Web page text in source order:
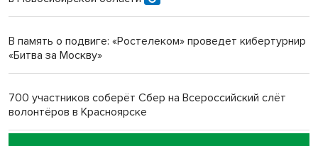
Новосибирский преподаватель с женой вошли в топ-16
Обновлённое отделение ВТБ открылось в Искитиме
В память о подвиге: «Ростелеком» проведет кибертурнир
«Битва за Москву»
700 участников соберёт Сбер на Всероссийский слёт
волонтёров в Красноярске